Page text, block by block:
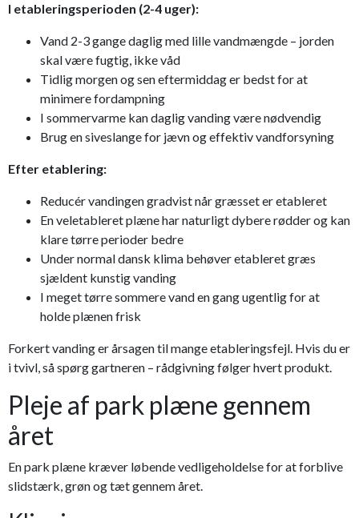
I etableringsperioden (2-4 uger):
Vand 2-3 gange daglig med lille vandmængde – jorden
skal være fugtig, ikke våd
Tidlig morgen og sen eftermiddag er bedst for at
minimere fordampning
I sommervarme kan daglig vanding være nødvendig
Brug en siveslange for jævn og effektiv vandforsyning
Efter etablering:
Reducér vandingen gradvist når græsset er etableret
En veletableret plæne har naturligt dybere rødder og kan
klare tørre perioder bedre
Under normal dansk klima behøver etableret græs
sjældent kunstig vanding
I meget tørre sommere vand en gang ugentlig for at
holde plænen frisk
Forkert vanding er årsagen til mange etableringsfejl. Hvis du er
i tvivl, så spørg gartneren – rådgivning følger hvert produkt.
Pleje af park plæne gennem
året
En park plæne kræver løbende vedligeholdelse for at forblive
slidstærk, grøn og tæt gennem året.